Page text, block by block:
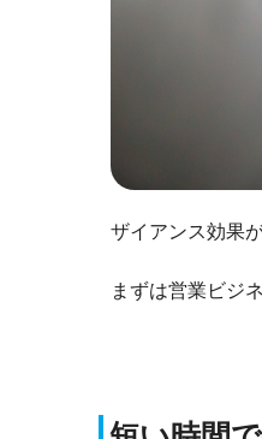
ザイアンス効果
まずは営業ビジ